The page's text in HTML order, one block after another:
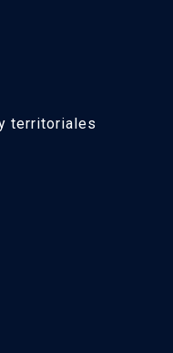
territoriales